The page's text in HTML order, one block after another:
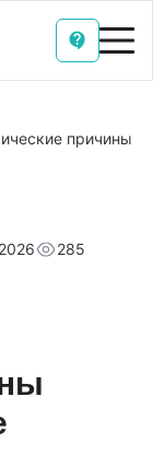
причины
285